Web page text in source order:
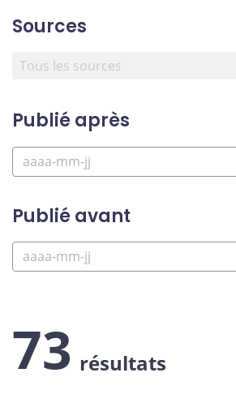
Sources
Publié après
Publié avant
73 résultats